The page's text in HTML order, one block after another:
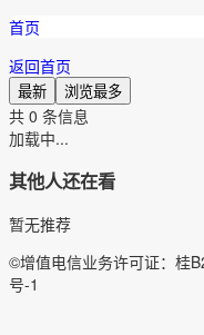
首页
返回首页
最新 浏览最多
共 0 条信息
加载中...
其他人还在看
暂无推荐
©增值电信业务许可证：桂
号-1